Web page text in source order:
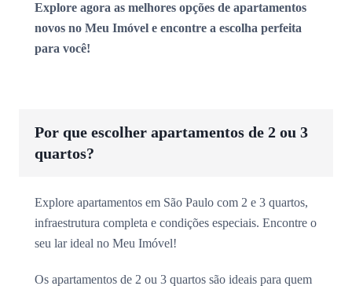
Explore agora as melhores opções de apartamentos
novos no Meu Imóvel e encontre a escolha perfeita
para você!
Por que escolher apartamentos de 2 ou 3
quartos?
Explore apartamentos em São Paulo com 2 e 3 quartos,
infraestrutura completa e condições especiais. Encontre o
seu lar ideal no Meu Imóvel!
Os apartamentos de 2 ou 3 quartos são ideais para quem